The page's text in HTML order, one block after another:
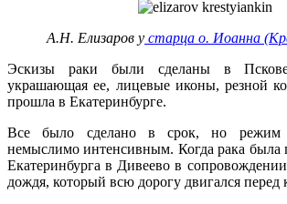
А.Н. Елизаров у старца о. Иоанна
Эскизы раки были сделаны в
украшающая ее, лицевые иконы, резной
прошла в Екатеринбурге.
Все было сделано в срок, но режим
немыслимо интенсивным. Когда рака была
Екатеринбурга в Дивеево в
дождя, который всю дорогу двигался перед